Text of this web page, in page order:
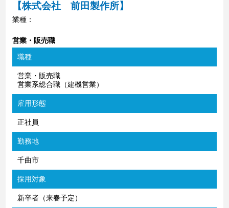
【株式会社 前田製作所】
業種：
営業・販売職
職種
営業・販売職
営業系総合職（建機営業）
雇用形態
正社員
勤務地
千曲市
採用対象
新卒者（来春予定）